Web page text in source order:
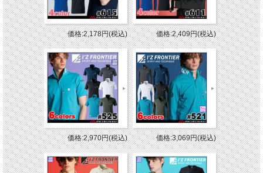
価格:2,178円(税込) 価格:2,409円(税込)
価格:2,970円(税込) 価格:3,069円(税込)